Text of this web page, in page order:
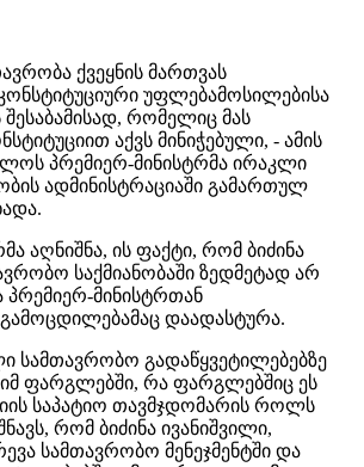
ქვეყნის მართვას
უფლებამოსილებისა
რომელიც მას
აქვს მინიჭებული, - ამის
პრემიერ-მინისტრმა ირაკლი
ადმინისტრაციაში გამართულ
აღნიშნა, ის ფაქტი, რომ ბიძინა
საქმიანობაში ზედმეტად არ
პრემიერ-მინისტრთან
დაადასტურა.
სამთავრობო გადაწყვეტილებებზე
იმ ფარგლებში, რა ფარგლებშიც ეს
საპატიო თავმჯდომარის როლს
რომ ბიძინა ივანიშვილი,
სამთავრობო მენეჯმენტში და